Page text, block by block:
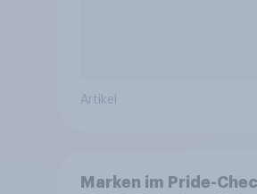
Artikel
Marken im Pride-